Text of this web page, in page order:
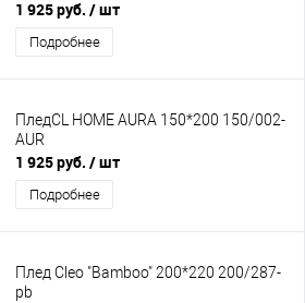
1 925 руб. / шт
Подробнее
ПледCL HOME AURA 150*200 150/002-
AUR
1 925 руб. / шт
Подробнее
Плед Cleo "Bamboo" 200*220 200/287-
pb